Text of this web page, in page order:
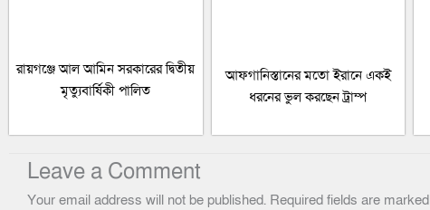
রায়গঞ্জে আল আমিন সরকারের দ্বিতীয়
মৃত্যুবার্ষিকী পালিত
আফগানিস্তানের মতো ইরানে একই
ধরনের ভুল করছেন ট্রাম্প
Leave a Comment
Your email address will not be published. Required fields are marked